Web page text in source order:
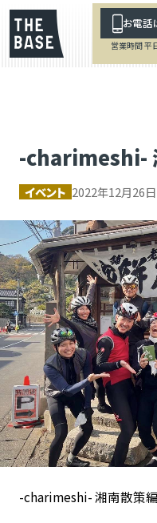
お電話
営業時間 平
-charimeshi-
イベント 2022年12月26日
-charimeshi- 湘南散策